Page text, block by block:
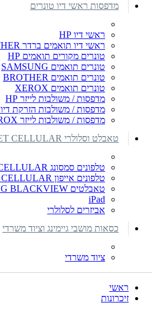
מדפסות ראשי דיו טונרים
ראשי דיו HP
ראשי דיו תואמים ברדר BROTHER
טונרים מקורים תואמים HP
טונרים תואמים SAMSUNG
טונרים תואמים BROTHER
טונרים תואמים XEROX
מדפסות / משולבות לייזר HP
מדפסות / משולבות הזרקת דיו HP
מדפסות / משולבות לייזר XEROX
טאבלט וסלולרי TABLET CELLULAR
טלפונים סמסונג SAMSUNG CELLULAR
טלפונים אייפון iPHONE CELLULAR
טאבלטים TABLET SAMSUNG BLACKVIEW
iPad
אביזרים לסלולרי
כסאות מושבי גיימינג וציוד משרדי
ציוד משרדי
ראשי
זיכרונות